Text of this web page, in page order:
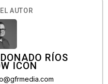
AUTOR
RÍOS